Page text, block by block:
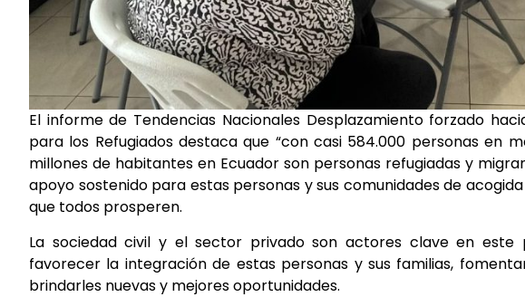
El informe de Tendencias Nacionales Desplazamiento forzado
para los Refugiados destaca que “con casi 584.000 personas en
millones de habitantes en Ecuador son personas refugiadas y
apoyo sostenido para estas personas y sus comunidades de
que todos prosperen.
La sociedad civil y el sector privado son actores clave en este
favorecer la integración de estas personas y sus familias,
brindarles nuevas y mejores oportunidades.